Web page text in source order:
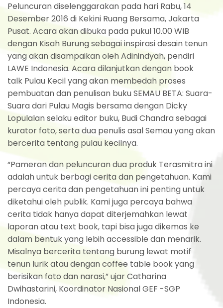
Peluncuran diselenggarakan pada hari Rabu, 14
Desember 2016 di Kekini Ruang Bersama, Jakarta
Pusat. Acara akan dibuka pada pukul 10.00 WIB
dengan Kisah Burung sebagai inspirasi desain tenun
yang akan disampaikan oleh Adinindyah, pendiri
LAWE Indonesia. Acara dilanjutkan dengan book
talk Pulau Kecil yang akan membedah proses
pembuatan dan penulisan buku SEMAU BETA: Suara-
Suara dari Pulau Magis bersama dengan Dicky
Lopulalan selaku editor buku, Budi Chandra sebagai
kurator foto, serta dua penulis asal Semau yang akan
bercerita tentang pulau kecilnya.
“Pameran dan peluncuran dua produk Terasmitra ini
adalah untuk berbagi cerita dan pengetahuan. Kami
percaya cerita dan pengetahuan ini penting untuk
diketahui oleh publik. Kami juga percaya bahwa
cerita tidak hanya dapat diterjemahkan lewat
laporan atau text book, tapi bisa juga dikemas ke
dalam bentuk yang lebih accessible dan menarik.
Misalnya bercerita tentang burung lewat motif
tenun lurik atau dengan coffee table book yang
berisikan foto dan narasi,” ujar Catharina
Dwihastarini, Koordinator Nasional GEF -SGP
Indonesia.